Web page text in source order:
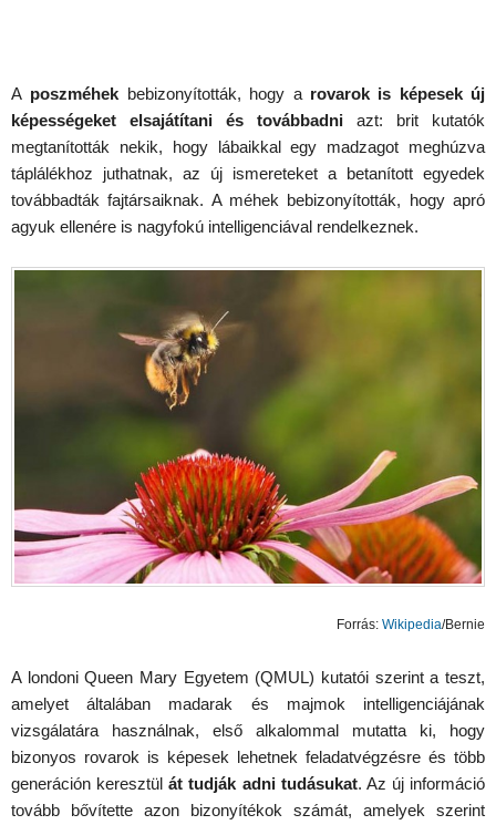
A poszméhek bebizonyították, hogy a rovarok is képesek új
képességeket elsajátítani és továbbadni azt: brit kutatók
megtanították nekik, hogy lábaikkal egy madzagot meghúzva
táplálékhoz juthatnak, az új ismereteket a betanított egyedek
továbbadták fajtársaiknak. A méhek bebizonyították, hogy apró
agyuk ellenére is nagyfokú intelligenciával rendelkeznek.
Forrás: Wikipedia/Bernie
A londoni Queen Mary Egyetem (QMUL) kutatói szerint a teszt,
amelyet általában madarak és majmok intelligenciájának
vizsgálatára használnak, első alkalommal mutatta ki, hogy
bizonyos rovarok is képesek lehetnek feladatvégzésre és több
generáción keresztülát tudják adni tudásukat. Az új információ
tovább bővítette azon bizonyítékok számát, amelyek szerint